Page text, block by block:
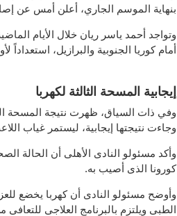
بنهاية الموسم الجاري، أعلن أمس عن
وتواجد أحمد ياسر ريان خلال الأيام
أمام كوريا الجنوبية والبرازيل، استعداداً
إيجابية المسحة الثالثة لكهربا
وفي ذات السياق، ظهرت نتيجة المسحة
وجاءت نتيجتها إيجابية، ليستمر غياب
وأكد مسئولو النادى الأهلى أن الحالة
كورونا الذى أصيب به.
وأوضح مسئولو النادى أن كهربا يخضع
الطبى ويلتزم بالبرنامج العلاجى